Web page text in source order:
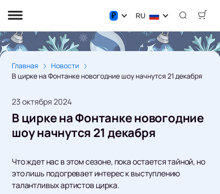
₽ RU
Главная
Новости
В цирке на Фонтанке новогодние шоу начнутся 21 декабря
23 октября 2024
В цирке на Фонтанке новогодние
шоу начнутся 21 декабря
Что ждет нас в этом сезоне, пока остается тайной, но
это лишь подогревает интерес к выступлению
талантливых артистов цирка.